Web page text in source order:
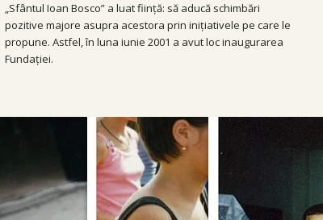
„Sfântul Ioan Bosco” a luat ființă: să aducă schimbări
pozitive majore asupra acestora prin inițiativele pe care le
propune. Astfel, în luna iunie 2001 a avut loc inaugurarea
Fundației.